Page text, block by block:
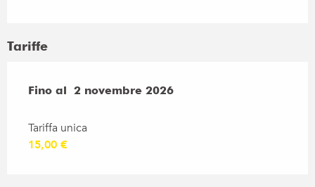
Tariffe
Dal18 gennaio 2026al2 novembre 2026
Fino al 2 novembre 2026
Tariffa unica
15,00 €